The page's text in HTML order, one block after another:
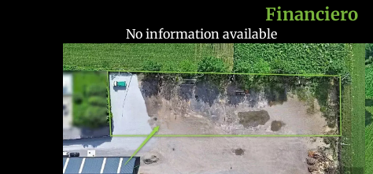
Financiero
No information available